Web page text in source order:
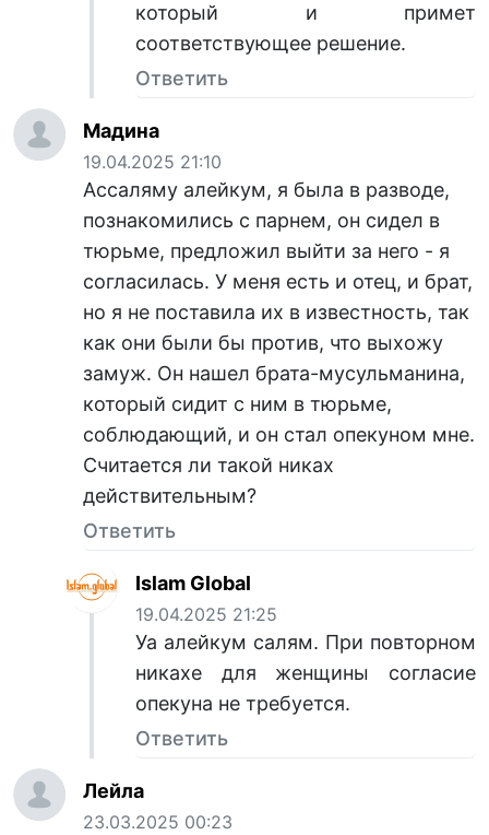
который и примет
соответствующее решение.
Ответить
Мадина
19.04.2025 21:10
Ассаляму алейкум, я была в разводе,
познакомились с парнем, он сидел в
тюрьме, предложил выйти за него - я
согласилась. У меня есть и отец, и брат,
но я не поставила их в известность, так
как они были бы против, что выхожу
замуж. Он нашел брата-мусульманина,
который сидит с ним в тюрьме,
соблюдающий, и он стал опекуном мне.
Считается ли такой никах
действительным?
Ответить
Islam Global
19.04.2025 21:25
Уа алейкум салям. При повторном
никахе для женщины согласие
опекуна не требуется.
Ответить
Лейла
23.03.2025 00:23